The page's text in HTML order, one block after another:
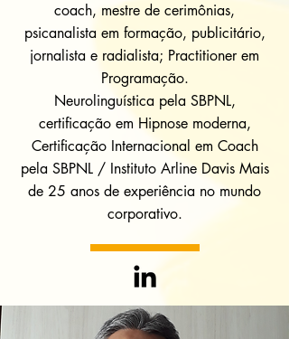
coach, mestre de cerimônias,
psicanalista em formação, publicitário,
jornalista e radialista; Practitioner em
Programação.
Neurolinguística pela SBPNL,
certificação em Hipnose moderna,
Certificação Internacional em Coach
pela SBPNL / Instituto Arline Davis Mais
de 25 anos de experiência no mundo
corporativo.